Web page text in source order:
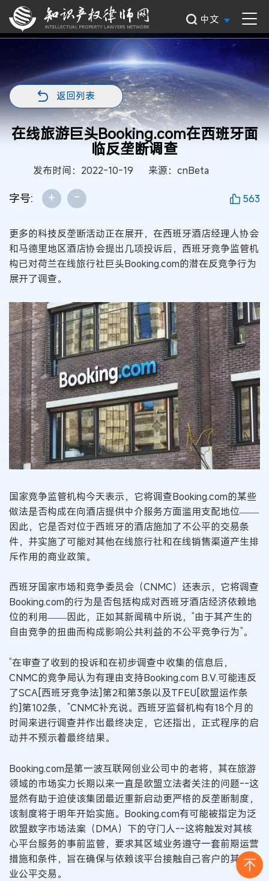
中文
返回列表
在线旅游巨头Booking.com在西班牙面
临反垄断调查
发布时间：2022-10-19 来源：cnBeta
字号: + - 563
更多的科技反垄断活动正在展开，在西班牙酒店经理人协会
和马德里地区酒店协会提出几项投诉后，西班牙竞争监管机
构已对荷兰在线旅行社巨头Booking.com的潜在反竞争行为
展开了调查。
国家竞争监管机构今天表示，它将调查Booking.com的某些
做法是否构成在向酒店提供中介服务方面滥用支配地位——
因此，它是否对位于西班牙的酒店施加了不公平的交易条
件，并实施了可能对其他在线旅行社和在线销售渠道产生排
斥作用的商业政策。
西班牙国家市场和竞争委员会（CNMC）还表示，它将调查
Booking.com的行为是否包括构成对西班牙酒店经济依赖地
位的利用——因此，正如其新闻稿中所说，“由于其产生的
自由竞争的扭曲而构成影响公共利益的不公平竞争行为”。
“在审查了收到的投诉和在初步调查中收集的信息后，
CNMC的竞争局认为有理由支持Booking.com B.V.可能违反
了SCA[西班牙竞争法]第2和第3条以及TFEU[欧盟运作条
约]第102条，”CNMC补充说。西班牙监督机构有18个月的
时间来进行调查并作出最终决定，它还指出，正式程序的启
动并不预示着最终结果。
Booking.com是第一波互联网创业公司中的老将，其在旅游
领域的市场实力长期以来一直是欧盟立法者关注的问题--这
显然有助于迫使该集团最近重新启动更严格的反垄断制度，
该制度将于明年开始实施。Booking.com有可能被指定为泛
欧盟数字市场法案（DMA）下的守门人--这将触发对其核
心平台服务的事前监管，要求其区域业务遵守一套前期运营
措施和条件，旨在确保与依赖该平台接触自己客户的其他企
业公平交易。